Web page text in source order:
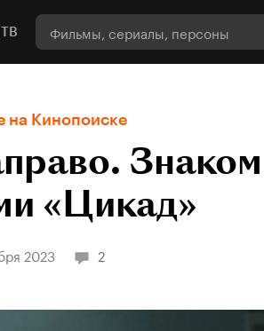
на Кинопоиске
«Цикад»
2023 2